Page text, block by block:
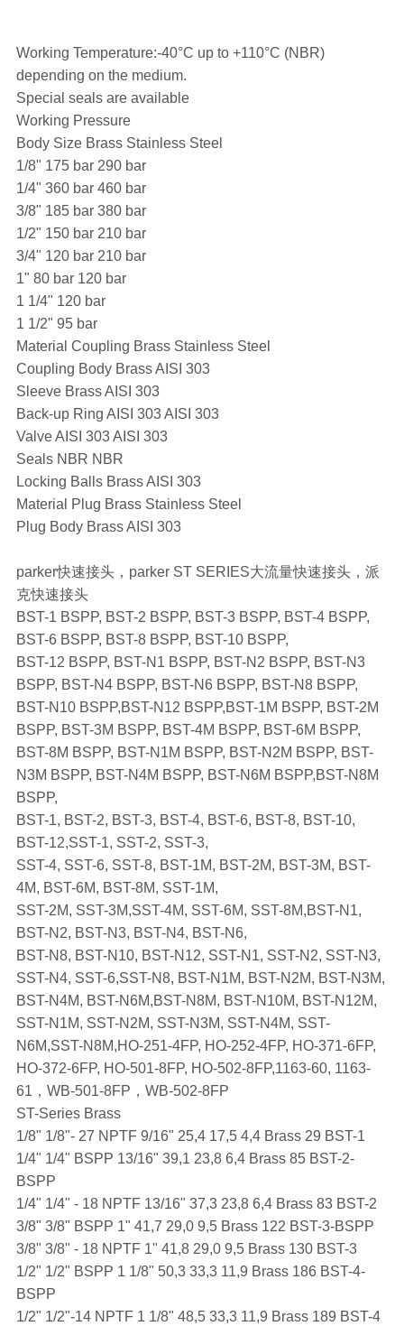
Working Temperature:-40°C up to +110°C (NBR)
depending on the medium.
Special seals are available
Working Pressure
Body Size Brass Stainless Steel
1/8" 175 bar 290 bar
1/4" 360 bar 460 bar
3/8" 185 bar 380 bar
1/2" 150 bar 210 bar
3/4" 120 bar 210 bar
1" 80 bar 120 bar
1 1/4" 120 bar
1 1/2" 95 bar
Material Coupling Brass Stainless Steel
Coupling Body Brass AISI 303
Sleeve Brass AISI 303
Back-up Ring AISI 303 AISI 303
Valve AISI 303 AISI 303
Seals NBR NBR
Locking Balls Brass AISI 303
Material Plug Brass Stainless Steel
Plug Body Brass AISI 303
parker快速接头，parker ST SERIES大流量快速接头，派
克快速接头
BST-1 BSPP, BST-2 BSPP, BST-3 BSPP, BST-4 BSPP,
BST-6 BSPP, BST-8 BSPP, BST-10 BSPP,
BST-12 BSPP, BST-N1 BSPP, BST-N2 BSPP, BST-N3
BSPP, BST-N4 BSPP, BST-N6 BSPP, BST-N8 BSPP,
BST-N10 BSPP,BST-N12 BSPP,BST-1M BSPP, BST-2M
BSPP, BST-3M BSPP, BST-4M BSPP, BST-6M BSPP,
BST-8M BSPP, BST-N1M BSPP, BST-N2M BSPP, BST-
N3M BSPP, BST-N4M BSPP, BST-N6M BSPP,BST-N8M
BSPP,
BST-1, BST-2, BST-3, BST-4, BST-6, BST-8, BST-10,
BST-12,SST-1, SST-2, SST-3,
SST-4, SST-6, SST-8, BST-1M, BST-2M, BST-3M, BST-
4M, BST-6M, BST-8M, SST-1M,
SST-2M, SST-3M,SST-4M, SST-6M, SST-8M,BST-N1,
BST-N2, BST-N3, BST-N4, BST-N6,
BST-N8, BST-N10, BST-N12, SST-N1, SST-N2, SST-N3,
SST-N4, SST-6,SST-N8, BST-N1M, BST-N2M, BST-N3M,
BST-N4M, BST-N6M,BST-N8M, BST-N10M, BST-N12M,
SST-N1M, SST-N2M, SST-N3M, SST-N4M, SST-
N6M,SST-N8M,HO-251-4FP, HO-252-4FP, HO-371-6FP,
HO-372-6FP, HO-501-8FP, HO-502-8FP,1163-60, 1163-
61，WB-501-8FP，WB-502-8FP
ST-Series Brass
1/8" 1/8"- 27 NPTF 9/16" 25,4 17,5 4,4 Brass 29 BST-1
1/4" 1/4" BSPP 13/16" 39,1 23,8 6,4 Brass 85 BST-2-
BSPP
1/4" 1/4" - 18 NPTF 13/16" 37,3 23,8 6,4 Brass 83 BST-2
3/8" 3/8" BSPP 1" 41,7 29,0 9,5 Brass 122 BST-3-BSPP
3/8" 3/8" - 18 NPTF 1" 41,8 29,0 9,5 Brass 130 BST-3
1/2" 1/2" BSPP 1 1/8" 50,3 33,3 11,9 Brass 186 BST-4-
BSPP
1/2" 1/2"-14 NPTF 1 1/8" 48,5 33,3 11,9 Brass 189 BST-4